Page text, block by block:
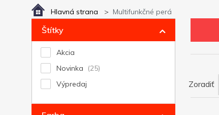
Hlavná strana Multifunkčné perá
Štítky
Akcia
Novinka
Výpredaj
Zoradiť